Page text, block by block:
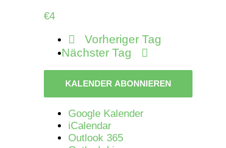
€4
Vorheriger Tag
Nächster Tag
KALENDER ABONNIEREN
Google Kalender
iCalendar
Outlook 365